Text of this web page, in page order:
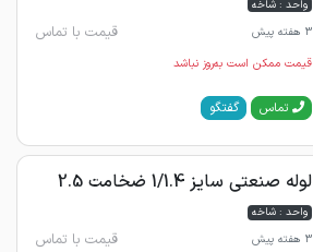
واحد : شاخه
3 هفته پیش
قیمت با تماس
قیمت ممکن است به‌روز نباشد
تماس گفتگو
لوله صنعتی سایز 1/1.4 ضخامت 2.5
واحد : شاخه
3 هفته پیش
قیمت با تماس